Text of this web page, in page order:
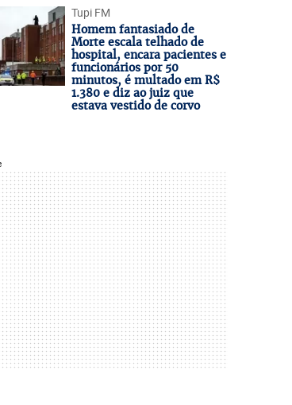
Tupi FM
Homem fantasiado de
Morte escala telhado de
hospital, encara pacientes e
funcionários por 50
minutos, é multado em R$
1.380 e diz ao juiz que
estava vestido de corvo